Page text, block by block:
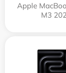
Apple
M3